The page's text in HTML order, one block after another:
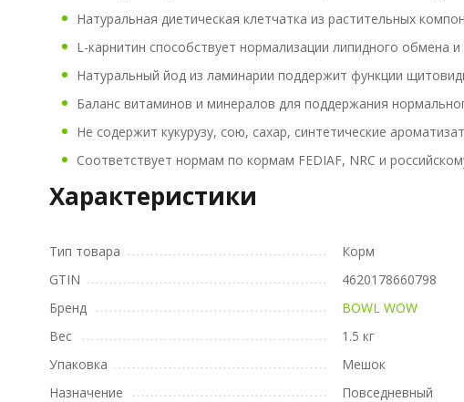
Натуральная диетическая клетчатка из растительных
L-карнитин способствует нормализации липидного обмена
Натуральный йод из ламинарии поддержит функции
Баланс витаминов и минералов для поддержания
Не содержит кукурузу, сою, сахар, синтетические
Соответствует нормам по кормам FEDIAF, NRC и
Характеристики
Тип товара
Корм
GTIN
4620178660798
Бренд
BOWL WOW
Вес
1.5 кг
Упаковка
Мешок
Назначение
Повседневный